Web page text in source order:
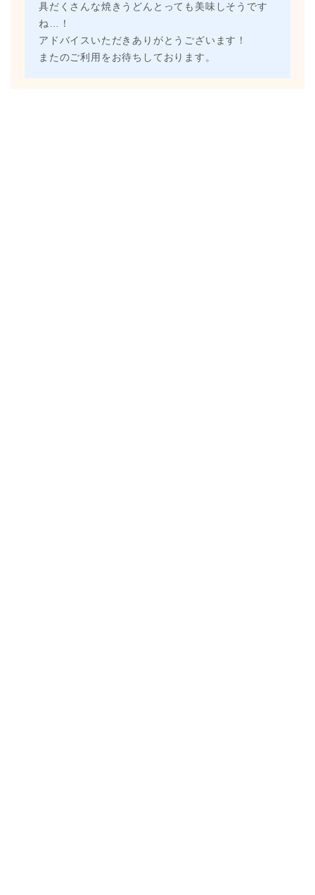
具だくさんな焼きうどんとっても美味しそうです
ね…！
アドバイスいただきありがとうございます！
またのご利用をお待ちしております。